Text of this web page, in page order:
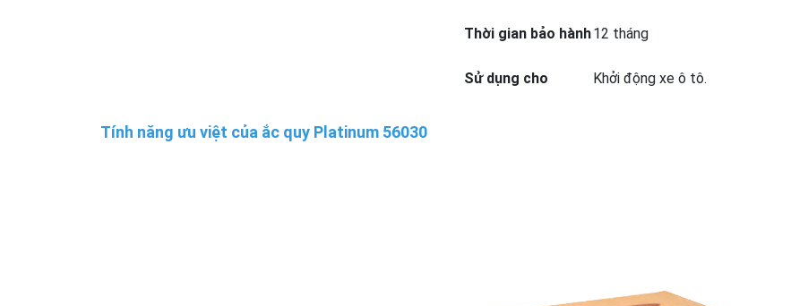
Thời gian bảo hành12 tháng
Sử dụng cho Khởi động xe ô tô.
Tính năng ưu việt của ắc quy Platinum 56030